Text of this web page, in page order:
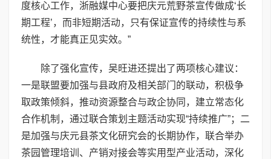
度核心工作，浙融媒中心要把庆元荒野茶宣传做成‘长
期工程’，而非短期活动，只有保证宣传的持续性与系
统性，才能真正见实效。”
除了强化宣传，吴旺进还提出了两项核心建议：
一是联盟要加强与县政府及相关部门的联动，积极争
取政策倾斜，推动资源整合与政企协同，建立常态化
合作机制，通过联合策划主题活动实现“持续推广”；二
是加强与庆元县茶文化研究会的长期协作，联合举办
茶园管理培训、产销对接会等实用型产业活动，深化